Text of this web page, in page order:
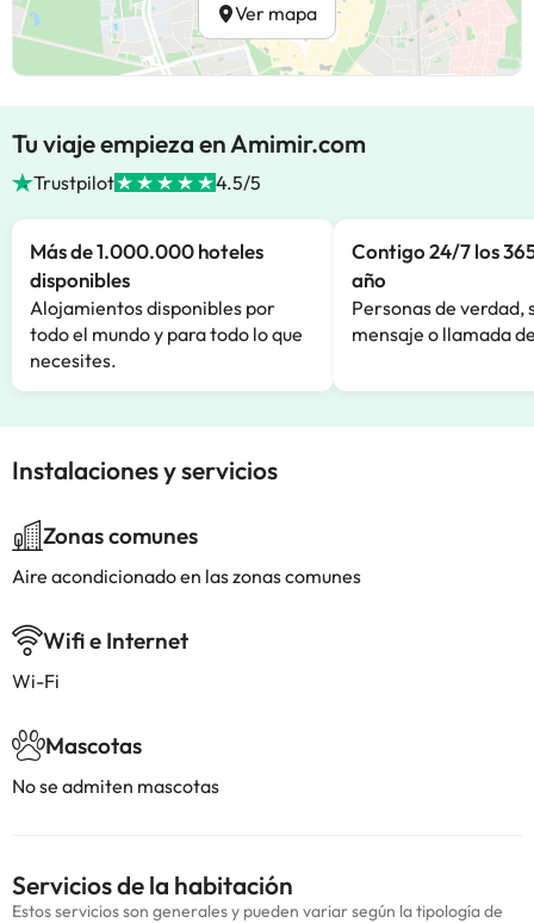
Ver mapa
Tu viaje empieza en Amimir.com
Trustpilot 4.5/5
Más de 1.000.000 hoteles
disponibles
Alojamientos disponibles por
todo el mundo y para todo lo que
necesites.
Contigo 24/7 los
año
Personas de verdad,
mensaje o llamada
Instalaciones y servicios
Zonas comunes
Aire acondicionado en las zonas comunes
Wifi e Internet
Wi-Fi
Mascotas
No se admiten mascotas
Servicios de la habitación
Estos servicios son generales y pueden variar según la tipología de